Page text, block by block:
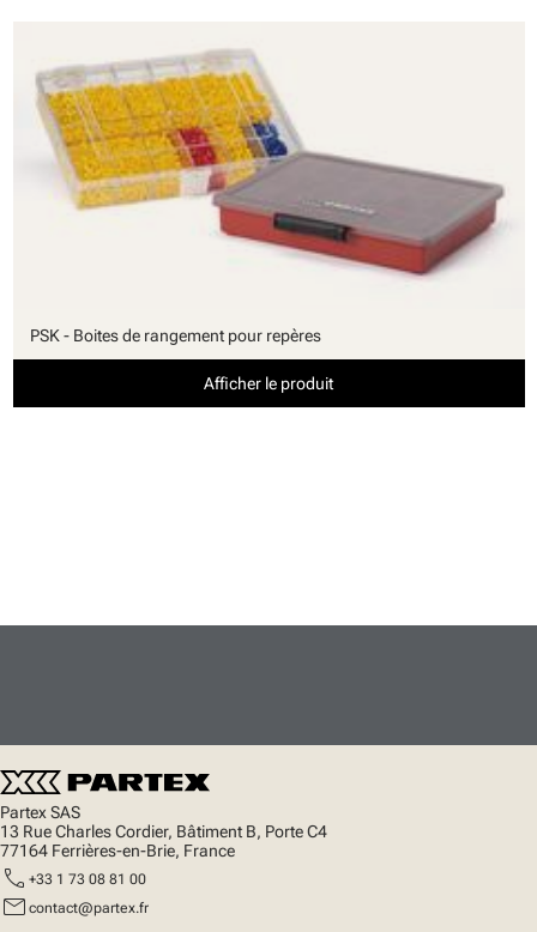
PSK - Boites de rangement pour repères
Afficher le produit
Partex SAS
13 Rue Charles Cordier, Bâtiment B, Porte C4
77164 Ferrières-en-Brie, France
call +33 1 73 08 81 00
mail contact@partex.fr